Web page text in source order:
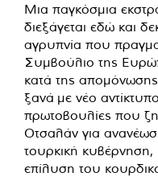
Μια παγκόσμια
διεξάγεται εδώ και
αγρυπνία που
Συμβούλιο της
κατά της
ξανά με νέο
πρωτοβουλίες που
Οτσαλάν για
τουρκική κυβέρνηση,
επίλυση του